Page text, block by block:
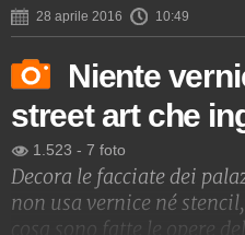
28 aprile 2016 10:49
Niente
street art che
1.523 - 7 foto
Decora le facciate dei
non usa vernice né
cosa sono fatte le opere